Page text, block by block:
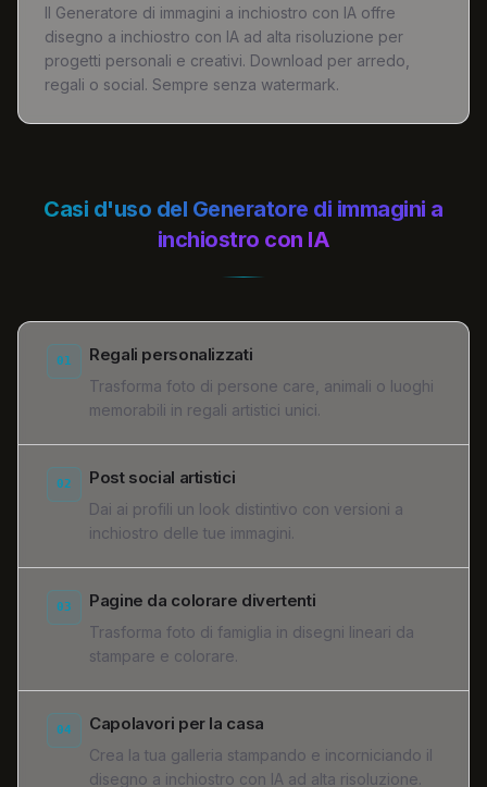
Il Generatore di immagini a inchiostro con IA offre
disegno a inchiostro con IA ad alta risoluzione per
progetti personali e creativi. Download per arredo,
regali o social. Sempre senza watermark.
Casi d'uso del Generatore di immagini a
inchiostro con IA
01 Regali personalizzati
Trasforma foto di persone care, animali o luoghi
memorabili in regali artistici unici.
02 Post social artistici
Dai ai profili un look distintivo con versioni a
inchiostro delle tue immagini.
03 Pagine da colorare divertenti
Trasforma foto di famiglia in disegni lineari da
stampare e colorare.
04 Capolavori per la casa
Crea la tua galleria stampando e incorniciando il
disegno a inchiostro con IA ad alta risoluzione.